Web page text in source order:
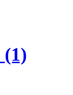
(1)